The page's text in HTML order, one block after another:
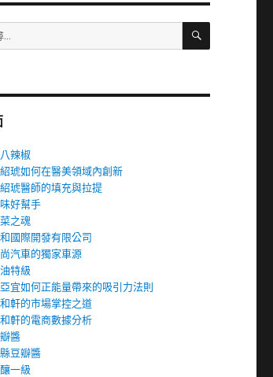
搜
辣椒
琥如何在醫美領域內創新
琥醫師的填充與拉提
好幫手
之魂
國際開發有限公司
汽車的獨家車源
特級
宜如何正能量帶來的吸引力法則
軒的市場掌控之道
軒的電商數據分析
醬
豆瓣醬
一級